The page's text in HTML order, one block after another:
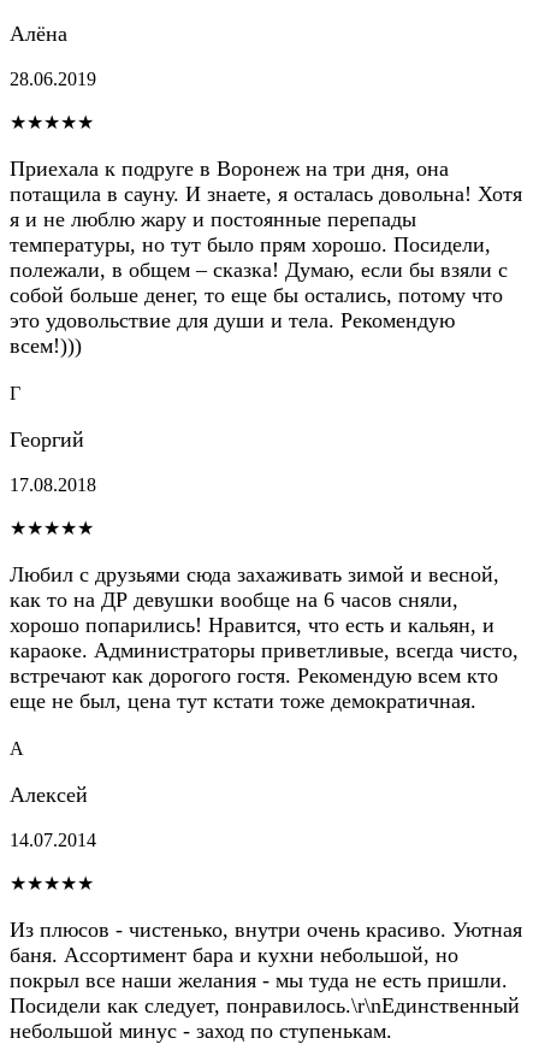
Алёна
28.06.2019
★★★★★
Приехала к подруге в Воронеж на три дня, она
потащила в сауну. И знаете, я осталась довольна! Хотя
я и не люблю жару и постоянные перепады
температуры, но тут было прям хорошо. Посидели,
полежали, в общем – сказка! Думаю, если бы взяли с
собой больше денег, то еще бы остались, потому что
это удовольствие для души и тела. Рекомендую
всем!)))
Г
Георгий
17.08.2018
★★★★★
Любил с друзьями сюда захаживать зимой и весной,
как то на ДР девушки вообще на 6 часов сняли,
хорошо попарились! Нравится, что есть и кальян, и
караоке. Администраторы приветливые, всегда чисто,
встречают как дорогого гостя. Рекомендую всем кто
еще не был, цена тут кстати тоже демократичная.
А
Алексей
14.07.2014
★★★★★
Из плюсов - чистенько, внутри очень красиво. Уютная
баня. Ассортимент бара и кухни небольшой, но
покрыл все наши желания - мы туда не есть пришли.
Посидели как следует, понравилось.\r\nЕдинственный
небольшой минус - заход по ступенькам.